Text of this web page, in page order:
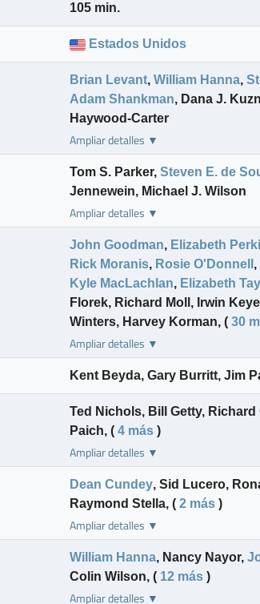
105 min.
Estados Unidos
Brian Levant, William Hanna,
Adam Shankman, Dana J.
Haywood-Carter
Ampliar detalles ▼
Tom S. Parker, Steven E. de
Jennewein, Michael J. Wilson
Ampliar detalles ▼
John Goodman, Elizabeth
Rick Moranis, Rosie O'Donnell ,
Kyle MacLachlan, Elizabeth
Florek, Richard Moll , Irwin
Winters, Harvey Korman, ( 30
Ampliar detalles ▼
Kent Beyda, Gary Burritt, Jim
Ted Nichols, Bill Getty, Richard
Paich, ( 4 más )
Ampliar detalles ▼
Dean Cundey, Sid Lucero,
Raymond Stella, ( 2 más )
Ampliar detalles ▼
William Hanna, Nancy Nayor,
Colin Wilson, ( 12 más )
Ampliar detalles ▼